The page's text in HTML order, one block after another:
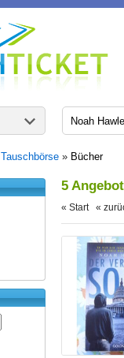
Tauschbörse » Bücher
5
« Start «